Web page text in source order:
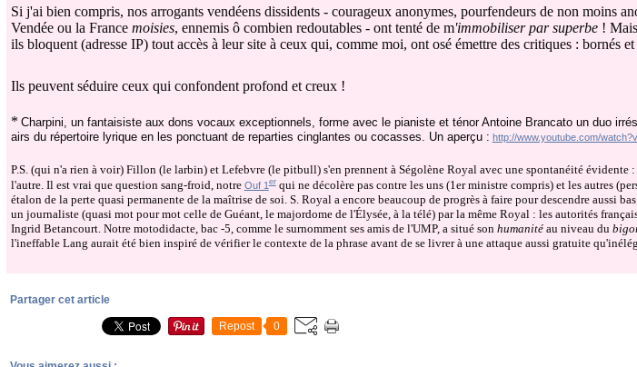
Si j'ai bien compris, nos arrogants vendéens dissidents - courageux anonymes, pourfendeurs de non moins
Vendée ou la France moisies, ennemis ô combien redoutables - ont tenté de m'immobiliser par superbe! Mais
ils bloquent (adresse IP) tout accès à leur site à ceux qui, comme moi, ont osé émettre des critiques : bornés
Ils peuvent séduire ceux qui confondent profond et creux !
* Charpini, un fantaisiste aux dons vocaux exceptionnels, forme avec le pianiste et ténor Antoine Brancato un duo
airs du répertoire lyrique en les ponctuant de reparties cinglantes ou cocasses. Un aperçu : http://www.youtube.com/
P.S. (qui n'a rien à voir) Fillon (le larbin) et Lefebvre (le pitbull) s'en prennent à Ségolène Royal avec une spontanéité évidente
l'autre. Il est vrai que question sang-froid, notre Ouf 1er qui ne décolère pas contre les uns (1er ministre compris) et les autres
étalon de la perte quasi permanente de la maîtrise de soi. S. Royal a encore beaucoup de progrès à faire pour descendre aussi
un journaliste (quasi mot pour mot celle de Guéant, le majordome de l'Élysée, à la télé) par la même Royal : les autorités
Ingrid Betancourt. Notre motodidacte, bac -5, comme le surnomment ses amis de l'UMP, a situé son humanitéau niveau du
l'ineffable Lang aurait été bien inspiré de vérifier le contexte de la phrase avant de se livrer à une attaque aussi gratuite
Partager cet article
Repost 0